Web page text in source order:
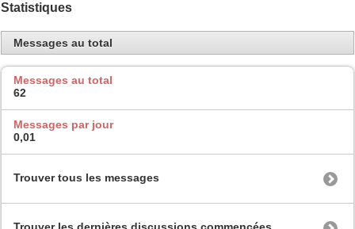
Statistiques
Messages au total
Messages au total
62
Messages par jour
0,01
Trouver tous les messages
Trouver les dernières discussions commencées